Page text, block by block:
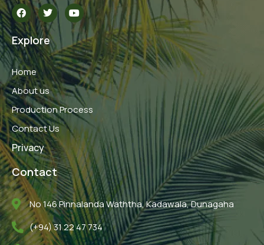
F
a
c
e
b
o
o
k
T
w
i
t
t
e
r
Y
o
u
t
u
b
e
Explore
Home
About us
Production Process
Contact Us
Privacy
Contact
No 146 Pinnalanda Waththa, Kadawala, Dunagaha
(+94) 31 22 47 734